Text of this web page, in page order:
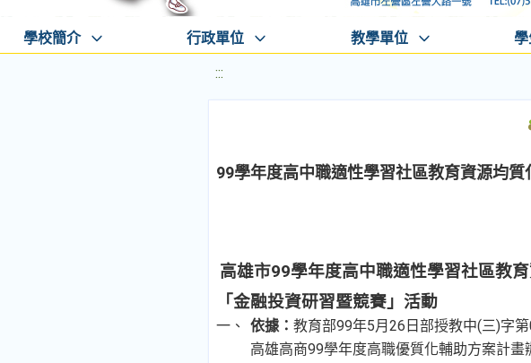
學校簡介 行政單位 教學單位
:::
99學年度高中職適性學習社區教育資源均
高雄市99學年度高中職適性學習社區教
「金融投資研習暨競賽」活動
一、 依據： 教育部99年5月26日部授教中(三)字
高雄高商99學年度高職優質化輔助方案計畫